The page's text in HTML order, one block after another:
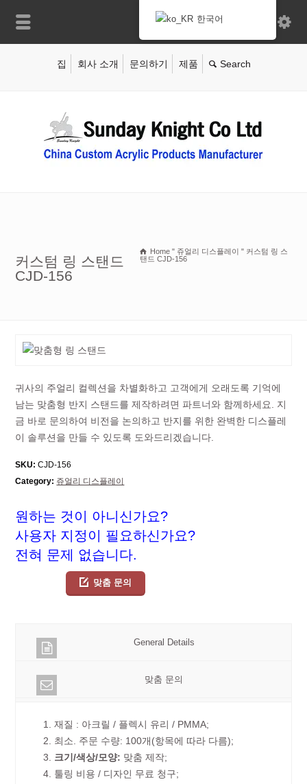
집 회사 소개 문의하기 제품
커스텀 링 스탠드
CJD-156
Home " 쥬얼리 디스플레이 " 커스텀 링 스
탠드 CJD-156
귀사의 주얼리 컬렉션을 차별화하고 고객에게 오래도록 기억에
남는 맞춤형 반지 스탠드를 제작하려면 파트너와 함께하세요. 지
금 바로 문의하여 비전을 논의하고 반지를 위한 완벽한 디스플레
이 솔루션을 만들 수 있도록 도와드리겠습니다.
SKU: CJD-156
Category: 쥬얼리 디스플레이
원하는 것이 아니신가요?
사용자 지정이 필요하신가요?
전혀 문제 없습니다.
맞춤 문의
General Details
맞춤 문의
1. 재질 : 아크릴 / 플렉시 유리 / PMMA;
2. 최소. 주문 수량: 100개(항목에 따라 다름);
3.
크기/색상/모양: 맞춤 제작;
4. 툴링 비용 / 디자인 무료 청구;
한국어